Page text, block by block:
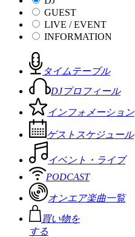
GUEST
LIVE / EVENT
INFORMATION
タイムテーブル
DJプロフィール
インフォメーション
ゲストスケジュール
イベント・ライブ
PODCAST
オンエア楽曲一覧
買い物を
する